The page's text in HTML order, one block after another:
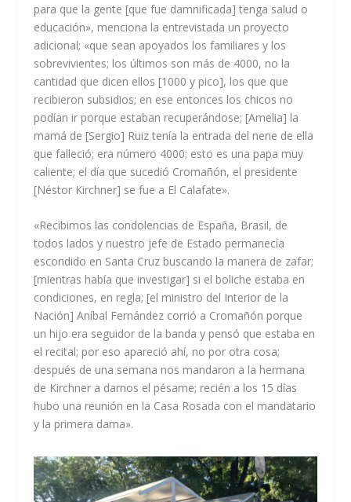
para que la gente [que fue damnificada] tenga salud o
educación», menciona la entrevistada un proyecto
adicional; «que sean apoyados los familiares y los
sobrevivientes; los últimos son más de 4000, no la
cantidad que dicen ellos [1000 y pico], los que que
recibieron subsidios; en ese entonces los chicos no
podían ir porque estaban recuperándose; [Amelia] la
mamá de [Sergio] Ruiz tenía la entrada del nene de ella
que falleció; era número 4000; esto es una papa muy
caliente; el día que sucedió Cromañón, el presidente
[Néstor Kirchner] se fue a El Calafate».
«Recibimos las condolencias de España, Brasil, de
todos lados y nuestro jefe de Estado permanecía
escondido en Santa Cruz buscando la manera de zafar;
[mientras había que investigar] si el boliche estaba en
condiciones, en regla; [el ministro del Interior de la
Nación] Aníbal Fernández corrió a Cromañón porque
un hijo era seguidor de la banda y pensó que estaba en
el recital; por eso apareció ahí, no por otra cosa;
después de una semana nos mandaron a la hermana
de Kirchner a darnos el pésame; recién a los 15 días
hubo una reunión en la Casa Rosada con el mandatario
y la primera dama».